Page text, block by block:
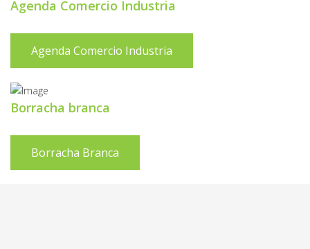
Agenda Comercio Industria
Agenda Comercio Industria
Borracha branca
Borracha Branca